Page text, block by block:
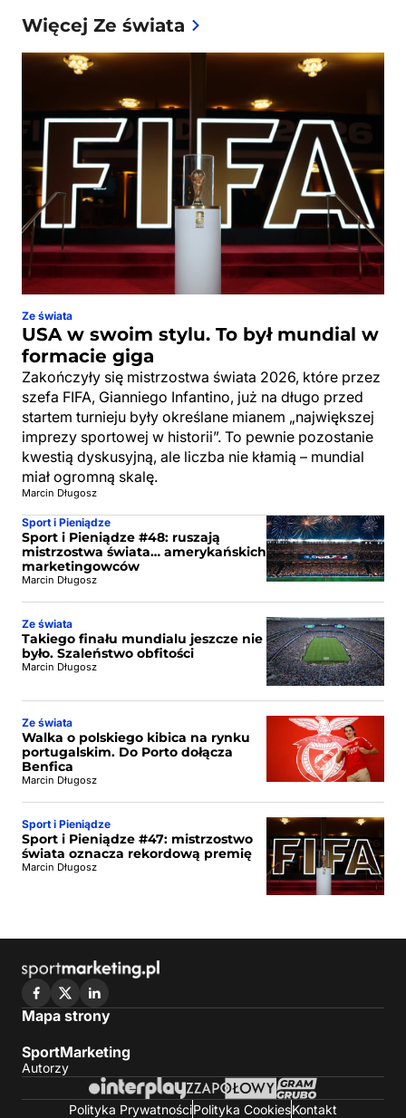
Więcej Ze świata
Ze świata
USA w swoim stylu. To był mundial w
formacie giga
Zakończyły się mistrzostwa świata 2026, które przez
szefa FIFA, Gianniego Infantino, już na długo przed
startem turnieju były określane mianem „największej
imprezy sportowej w historii”. To pewnie pozostanie
kwestią dyskusyjną, ale liczba nie kłamią – mundial
miał ogromną skalę.
Marcin Długosz
Sport i Pieniądze
Sport i Pieniądze #48: ruszają
mistrzostwa świata… amerykańskich
marketingowców
Marcin Długosz
Ze świata
Takiego finału mundialu jeszcze nie
było. Szaleństwo obfitości
Marcin Długosz
Ze świata
Walka o polskiego kibica na rynku
portugalskim. Do Porto dołącza
Benfica
Marcin Długosz
Sport i Pieniądze
Sport i Pieniądze #47: mistrzostwo
świata oznacza rekordową premię
Marcin Długosz
Mapa strony
SportMarketing
Autorzy
Polityka PrywatnościPolityka CookiesKontakt